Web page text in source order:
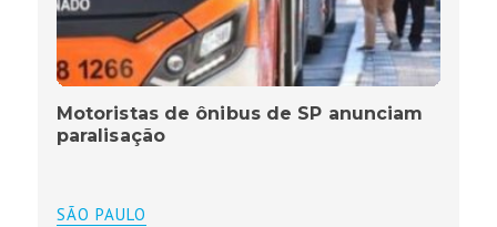
Motoristas de ônibus de SP anunciam
paralisação
SÃO PAULO